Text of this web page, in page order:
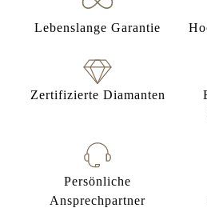
Lebenslange Garantie
Zertifizierte Diamanten
Persönliche
Ansprechpartner